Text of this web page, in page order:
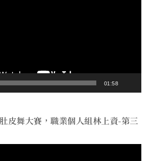
01:58
皮舞大賽，職業個人組林上資-第三